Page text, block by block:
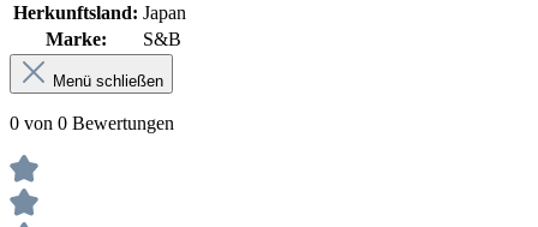
Herkunftsland: Japan
Marke:
S&B
Menü schließen
0 von 0 Bewertungen